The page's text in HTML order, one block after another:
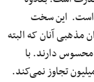
است. این سخت
مذهبی آنان که البته
دارند. با
تجاوز نمی‌کند.